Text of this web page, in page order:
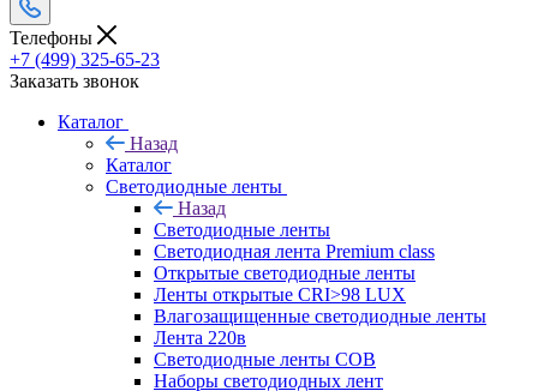
Телефоны
+7 (499) 325-65-23
Заказать звонок
Каталог
Назад
Каталог
Светодиодные ленты
Назад
Светодиодные ленты
Светодиодная лента Premium class
Открытые светодиодные ленты
Ленты открытые CRI>98 LUX
Влагозащищенные светодиодные ленты
Лента 220в
Светодиодные ленты COB
Наборы светодиодных лент